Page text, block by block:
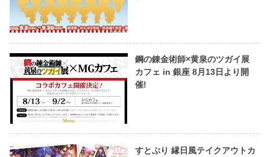
鋼の錬金術師×黄泉のツガイ展
カフェ in 銀座 8月13日より開
催!
すとぷり 縁日風テイクアウトカ